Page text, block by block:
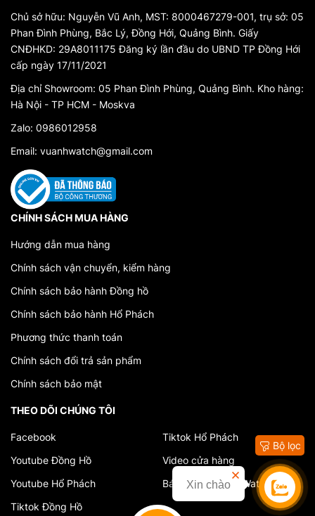
Bộ lọc
Thiết Kế và Đặc Điểm:Đồng hồ Swarovski nổi
bật với sự kết hợp hoàn hảo giữa kỹ thuật chế
Swarovski. Những thiết kế của đồng hồ
mà còn là một món đồ trang sức đẳng cấp,
tạo điểm nhấn nổi bật cho phong cách cá
nhân.
thép không gỉ, da thật hoặc ceramic, kết
hợp với các viên pha lê được gia công tỉ
mỉ.
Thiết kế:Các thiết kế của đồng hồ
Swarovski rất đa dạng, từ những mẫu cổ
điển, thanh lịch đến các mẫu hiện đại,
truyền thống và hiện đại làm cho đồng hồ
Swarovski luôn được yêu thích và phù
hợp với nhiều phong cách khác nhau.
Chức năng:
Mặc dù nổi bật với thiết kế
Chủ sở hữu: Nguyễn Vũ Anh, MST: 8000467279-001, trụ sở: 05
Phan Đình Phùng, Bắc Lý, Đồng Hới, Quảng Bình. Giấy
CNĐHKD: 29A8011175 Đăng ký lần đầu do UBND TP Đồng Hới
cấp ngày 17/11/2021
Địa chỉ Showroom: 05 Phan Đình Phùng, Quảng Bình. Kho hàng:
Hà Nội - TP HCM - Moskva
Zalo: 0986012958
Email: vuanhwatch@gmail.com
CHÍNH SÁCH MUA HÀNG
Hướng dẫn mua hàng
Chính sách vận chuyển, kiểm hàng
Chính sách bảo hành Đồng hồ
Chính sách bảo hành Hổ Phách
Phương thức thanh toán
Chính sách đổi trả sản phẩm
Chính sách bảo mật
THEO DÕI CHÚNG TÔI
Facebook
Youtube Đồng Hồ
Youtube Hổ Phách
Tiktok Đồng Hồ
Tiktok Hổ Phách
Video cửa hàng
Báo chí về VuAnhWatch
Liên hệ
Xin chào